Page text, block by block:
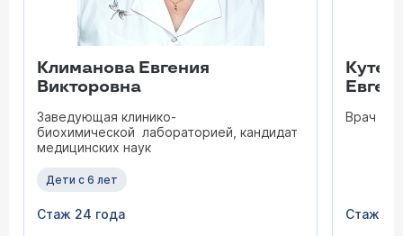
Климанова Евгения
Викторовна
Заведующая клинико-
биохимической лабораторией, кандидат
медицинских наук
Дети с 6 лет
Стаж 24 года
Врач -
Стаж 39